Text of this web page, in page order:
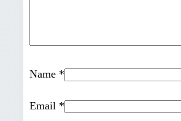
Name *
Email *